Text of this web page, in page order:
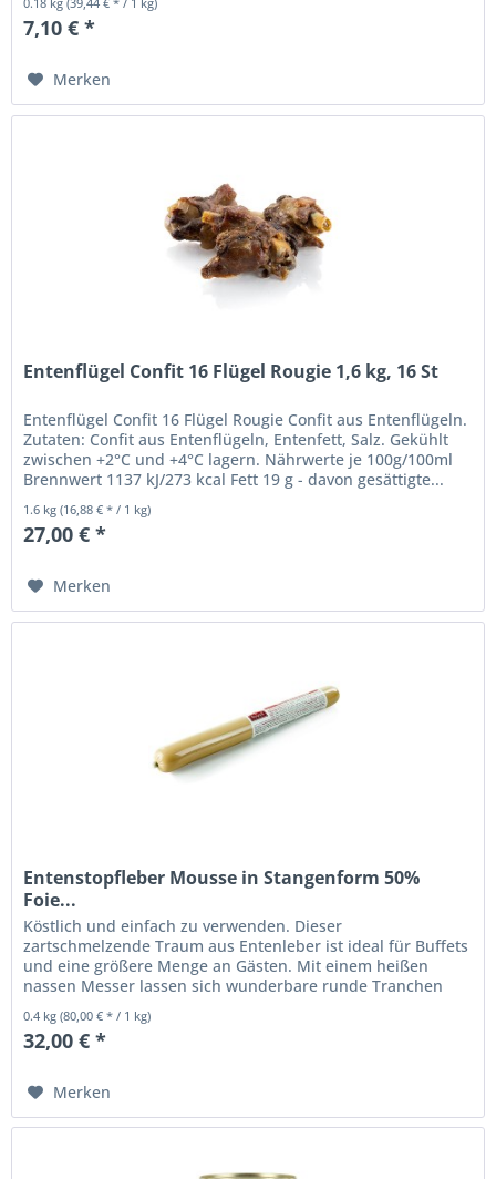
7,10 € *
Merken
Entenflügel Confit 16 Flügel Rougie 1,6 kg, 16 St
Entenflügel Confit 16 Flügel Rougie Confit aus Entenflügeln.
Zutaten: Confit aus Entenflügeln, Entenfett, Salz. Gekühlt
zwischen +2°C und +4°C lagern. Nährwerte je 100g/100ml
Brennwert 1137 kJ/273 kcal Fett 19 g - davon gesättigte...
1.6 kg(16,88 € * / 1 kg)
27,00 € *
Merken
Entenstopfleber Mousse in Stangenform 50%
Foie...
Köstlich und einfach zu verwenden. Dieser
zartschmelzende Traum aus Entenleber ist ideal für Buffets
und eine größere Menge an Gästen. Mit einem heißen
nassen Messer lassen sich wunderbare runde Tranchen
0.4 kg(80,00 € * / 1 kg)
32,00 € *
Merken